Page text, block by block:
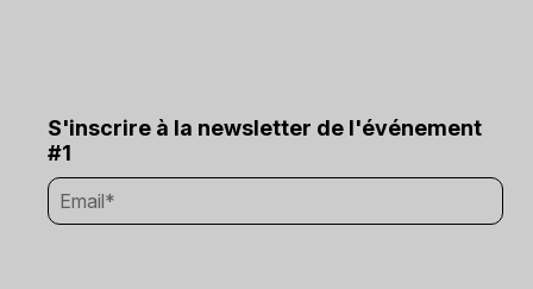
S'inscrire à la newsletter de l'événement
#1